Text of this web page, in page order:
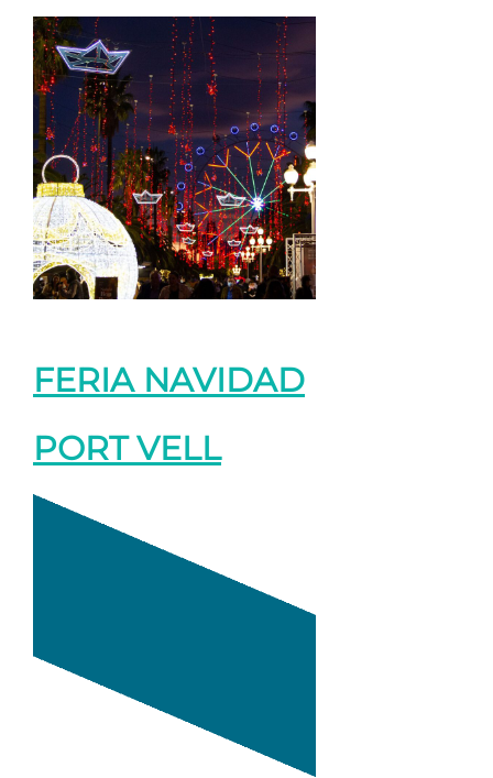
FERIA NAVIDAD
PORT VELL